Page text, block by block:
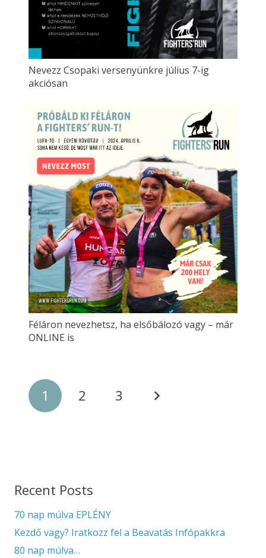
Nevezz Csopaki versenyünkre július 7-ig
akciósan
Féláron nevezhetsz, ha elsőbálozó vagy – már
ONLINE is
1 2 3
Recent Posts
70 nap múlva EPLÉNY
Kezdő vagy? Iratkozz fel a Beavatás Infópakkra
80 nap múlva…